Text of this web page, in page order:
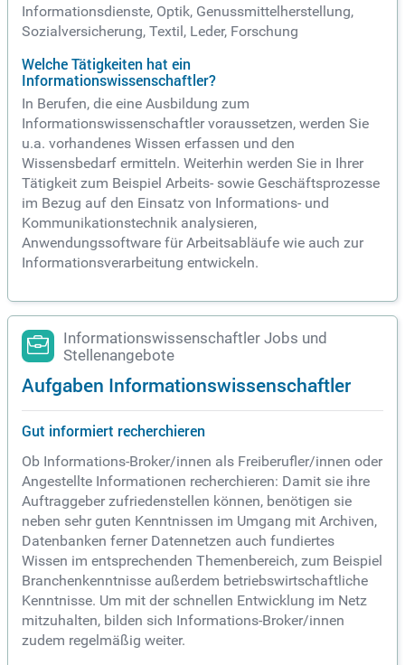
Informationsdienste, Optik, Genussmittelherstellung,
Sozialversicherung, Textil, Leder, Forschung
Welche Tätigkeiten hat ein
Informationswissenschaftler?
In Berufen, die eine Ausbildung zum
Informationswissenschaftler voraussetzen, werden Sie
u.a. vorhandenes Wissen erfassen und den
Wissensbedarf ermitteln. Weiterhin werden Sie in Ihrer
Tätigkeit zum Beispiel Arbeits- sowie Geschäftsprozesse
im Bezug auf den Einsatz von Informations- und
Kommunikationstechnik analysieren,
Anwendungssoftware für Arbeitsabläufe wie auch zur
Informationsverarbeitung entwickeln.
Informationswissenschaftler Jobs und
Stellenangebote
Aufgaben Informationswissenschaftler
Gut informiert recherchieren
Ob Informations-Broker/innen als Freiberufler/innen oder
Angestellte Informationen recherchieren: Damit sie ihre
Auftraggeber zufriedenstellen können, benötigen sie
neben sehr guten Kenntnissen im Umgang mit Archiven,
Datenbanken ferner Datennetzen auch fundiertes
Wissen im entsprechenden Themenbereich, zum Beispiel
Branchenkenntnisse außerdem betriebswirtschaftliche
Kenntnisse. Um mit der schnellen Entwicklung im Netz
mitzuhalten, bilden sich Informations-Broker/innen
zudem regelmäßig weiter.